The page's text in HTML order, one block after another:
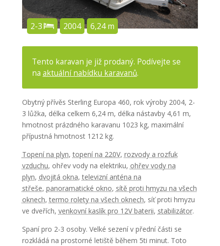
2-3 2004 6,24 m
Tento karavan je již prodaný. Podívejte se
na aktuální nabídku karavanů.
Obytný přívěs Sterling Europa 460, rok výroby 2004, 2-
3 lůžka, délka celkem 6,24 m, délka nástavby 4,61 m,
hmotnost prázdného karavanu 1023 kg, maximální
přípustná hmotnost 1212 kg.
Topení na plyn,topení na 220V, rozvody a rozfuk
vzduchu, ohřev vody na elektriku, ohřev vody na
plyn, dvojitá okna,televizní anténa na
střeše, panoramatické okno, sítě proti hmyzu na všech
oknech,termo rolety na všech oknech, síť proti hmyzu
ve dveřích, venkovní kaslík pro 12V baterii, stabilizátor.
Spaní pro 2-3 osoby. Velké sezení v přední části se
rozkládá na prostorné letiště během 5ti minut. Toto